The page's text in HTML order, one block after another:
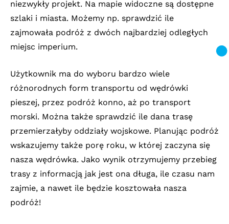
niezwykły projekt. Na mapie widoczne są dostępne
szlaki i miasta. Możemy np. sprawdzić ile
zajmowała podróż z dwóch najbardziej odległych
miejsc imperium.
Użytkownik ma do wyboru bardzo wiele
różnorodnych form transportu od wędrówki
pieszej, przez podróż konno, aż po transport
morski. Można także sprawdzić ile dana trasę
przemierzałyby oddziały wojskowe. Planując podróż
wskazujemy także porę roku, w której zaczyna się
nasza wędrówka. Jako wynik otrzymujemy przebieg
trasy z informacją jak jest ona długa, ile czasu nam
zajmie, a nawet ile będzie kosztowała nasza
podróż!